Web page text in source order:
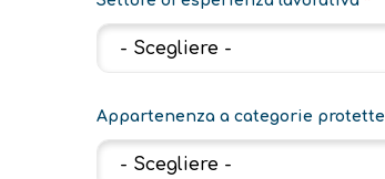
Appartenenza a categorie protette